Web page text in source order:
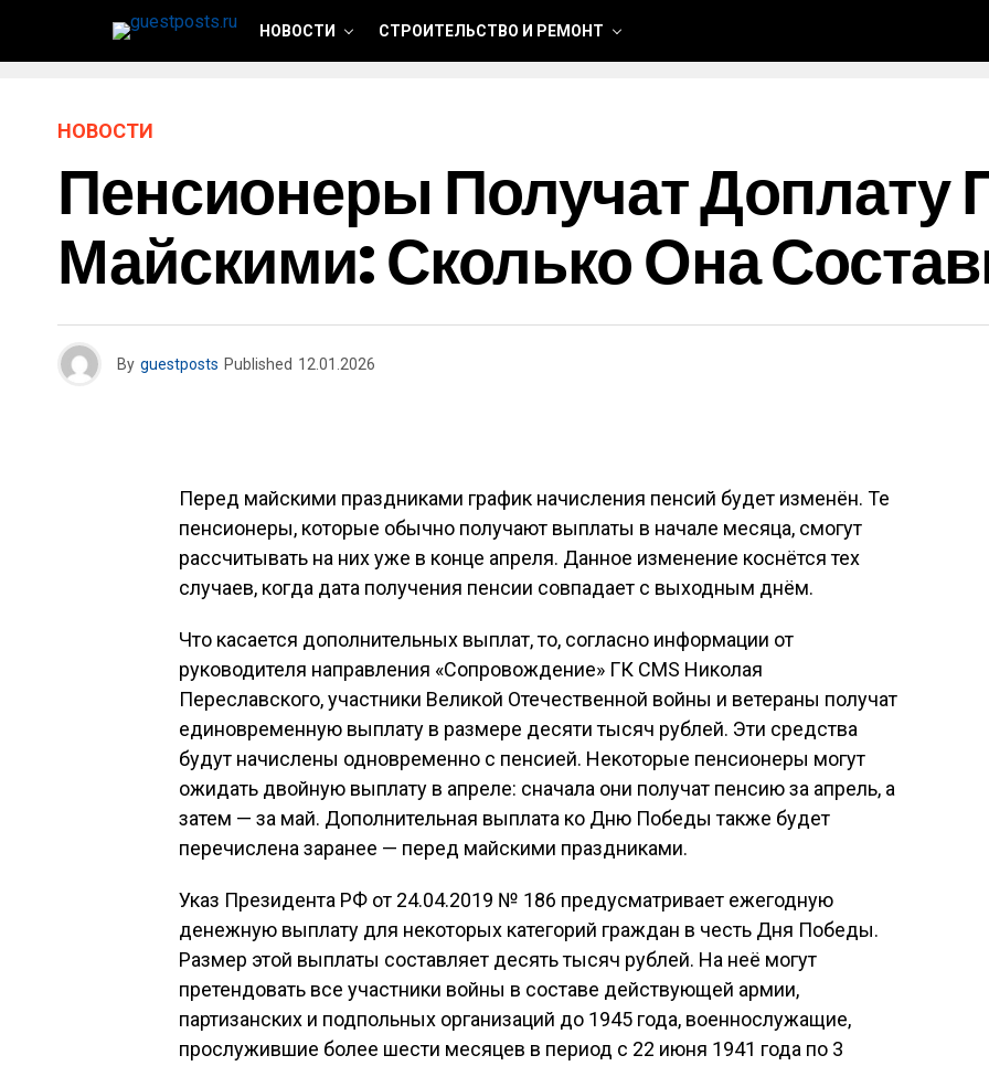
НОВОСТИ СТРОИТЕЛЬСТВО И РЕМОНТ
НОВОСТИ
Пенсионеры Получат Доплату
Майскими: Сколько Она
By guestposts Published 12.01.2026
Перед майскими праздниками график начисления пенсий будет изменён. Те
пенсионеры, которые обычно получают выплаты в начале месяца, смогут
рассчитывать на них уже в конце апреля. Данное изменение коснётся тех
случаев, когда дата получения пенсии совпадает с выходным днём.
Что касается дополнительных выплат, то, согласно информации от
руководителя направления «Сопровождение» ГК CMS Николая
Переславского, участники Великой Отечественной войны и ветераны получат
единовременную выплату в размере десяти тысяч рублей. Эти средства
будут начислены одновременно с пенсией. Некоторые пенсионеры могут
ожидать двойную выплату в апреле: сначала они получат пенсию за апрель, а
затем — за май. Дополнительная выплата ко Дню Победы также будет
перечислена заранее — перед майскими праздниками.
Указ Президента РФ от 24.04.2019 № 186 предусматривает ежегодную
денежную выплату для некоторых категорий граждан в честь Дня Победы.
Размер этой выплаты составляет десять тысяч рублей. На неё могут
претендовать все участники войны в составе действующей армии,
партизанских и подпольных организаций до 1945 года, военнослужащие,
прослужившие более шести месяцев в период с 22 июня 1941 года по 3